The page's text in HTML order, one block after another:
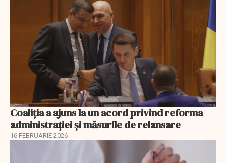
Coaliția a ajuns la un acord privind reforma
administrației și măsurile de relansare
16 FEBRUARIE 2026